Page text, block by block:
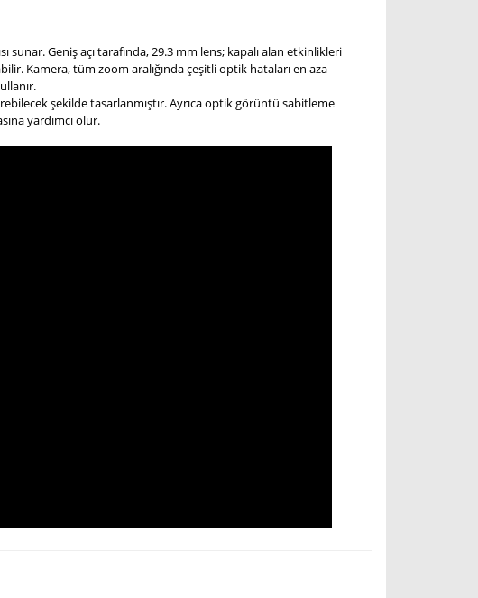
sunar. Geniş açı tarafında, 29.3 mm lens; kapalı alan etkinlikleri
Kamera, tüm zoom aralığında çeşitli optik hataları en aza
şekilde tasarlanmıştır. Ayrıca optik görüntü sabitleme
yardımcı olur.